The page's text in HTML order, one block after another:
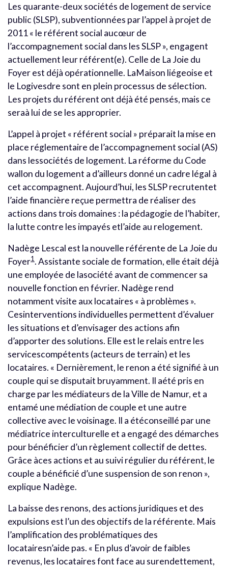
Les quarante-deux sociétés de logement de service
public (SLSP), subventionnées par l’appel à projet de
2011 « le référent social aucœur de
l’accompagnement social dans les SLSP », engagent
actuellement leur référent(e). Celle de La Joie du
Foyer est déjà opérationnelle. LaMaison liégeoise et
le Logivesdre sont en plein processus de sélection.
Les projets du référent ont déjà été pensés, mais ce
seraà lui de se les approprier.
L’appel à projet « référent social » préparait la mise en
place réglementaire de l’accompagnement social (AS)
dans lessociétés de logement. La réforme du Code
wallon du logement a d’ailleurs donné un cadre légal à
cet accompagnent. Aujourd’hui, les SLSP recrutentet
l’aide financière reçue permettra de réaliser des
actions dans trois domaines : la pédagogie de l’habiter,
la lutte contre les impayés etl’aide au relogement.
Nadège Lescal est la nouvelle référente de La Joie du
Foyer1. Assistante sociale de formation, elle était déjà
une employée de lasociété avant de commencer sa
nouvelle fonction en février. Nadège rend
notamment visite aux locataires « à problèmes ».
Cesinterventions individuelles permettent d’évaluer
les situations et d’envisager des actions afin
d’apporter des solutions. Elle est le relais entre les
servicescompétents (acteurs de terrain) et les
locataires. « Dernièrement, le renon a été signifié à un
couple qui se disputait bruyamment. Il aété pris en
charge par les médiateurs de la Ville de Namur, et a
entamé une médiation de couple et une autre
collective avec le voisinage. Il a étéconseillé par une
médiatrice interculturelle et a engagé des démarches
pour bénéficier d’un règlement collectif de dettes.
Grâce àces actions et au suivi régulier du référent, le
couple a bénéficié d’une suspension de son renon »,
explique Nadège.
La baisse des renons, des actions juridiques et des
expulsions est l’un des objectifs de la référente. Mais
l’amplification des problématiques des
locatairesn’aide pas. « En plus d’avoir de faibles
revenus, les locataires font face au surendettement,